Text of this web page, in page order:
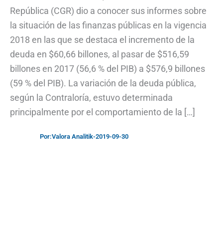
República (CGR) dio a conocer sus informes sobre
la situación de las finanzas públicas en la vigencia
2018 en las que se destaca el incremento de la
deuda en $60,66 billones, al pasar de $516,59
billones en 2017 (56,6 % del PIB) a $576,9 billones
(59 % del PIB). La variación de la deuda pública,
según la Contraloría, estuvo determinada
principalmente por el comportamiento de la […]
Por:Valora Analitik-2019-09-30